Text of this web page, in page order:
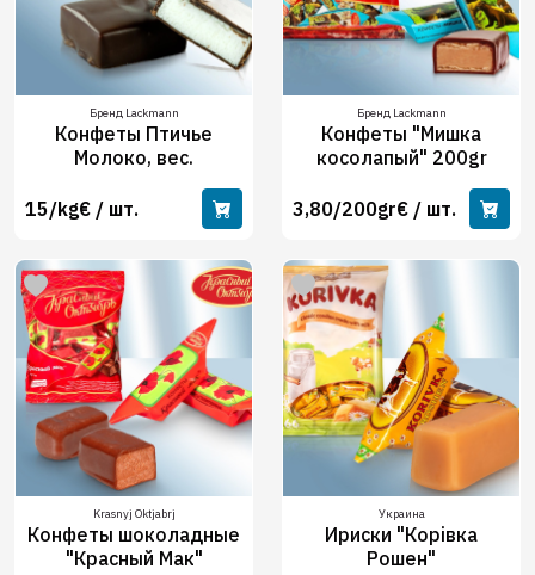
Бренд Lackmann
Конфеты Птичье
Молоко, вес.
15/kg€ / шт.
Бренд Lackmann
Конфеты "Мишка
косолапый" 200gr
3,80/200gr€ / шт.
Krasnyj Oktjabrj
Конфеты шоколадные
"Красный Мак"
Украина
Ириски "Корiвка
Рошен"